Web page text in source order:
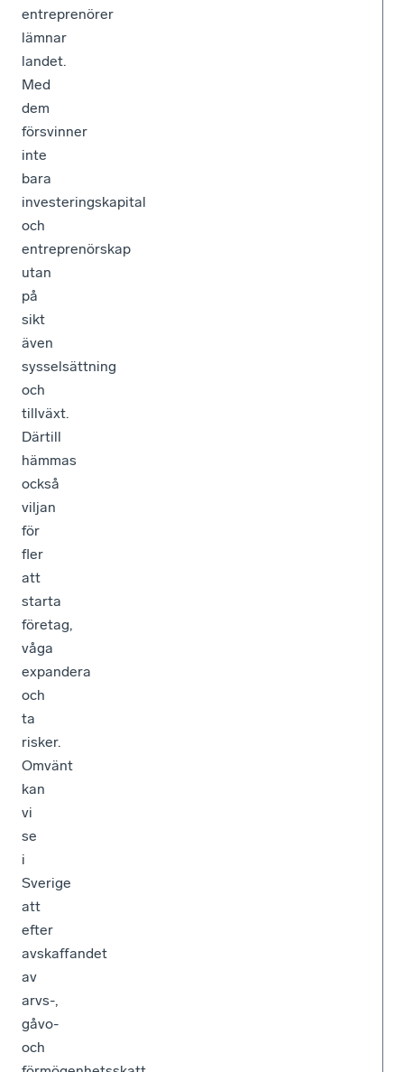
entreprenörer
lämnar
landet.
Med
dem
försvinner
inte
bara
investeringskapital
och
entreprenörskap
utan
på
sikt
även
sysselsättning
och
tillväxt.
Därtill
hämmas
också
viljan
för
fler
att
starta
företag,
våga
expandera
och
ta
risker.
Omvänt
kan
vi
se
i
Sverige
att
efter
avskaffandet
av
arvs-,
gåvo-
och